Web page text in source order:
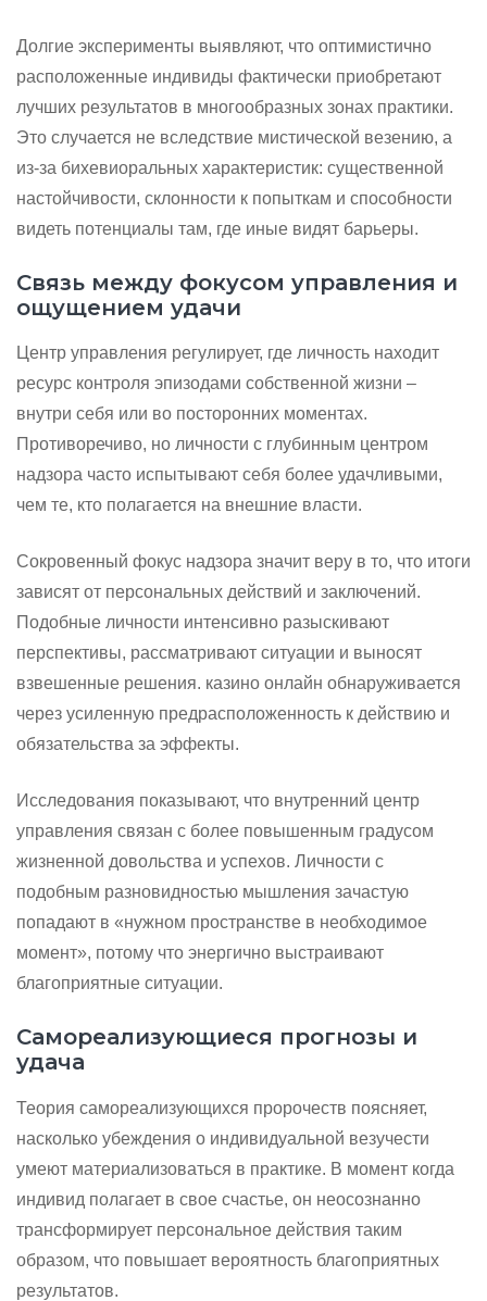
Долгие эксперименты выявляют, что оптимистично
расположенные индивиды фактически приобретают
лучших результатов в многообразных зонах практики.
Это случается не вследствие мистической везению, а
из-за бихевиоральных характеристик: существенной
настойчивости, склонности к попыткам и способности
видеть потенциалы там, где иные видят барьеры.
Связь между фокусом управления и
ощущением удачи
Центр управления регулирует, где личность находит
ресурс контроля эпизодами собственной жизни –
внутри себя или во посторонних моментах.
Противоречиво, но личности с глубинным центром
надзора часто испытывают себя более удачливыми,
чем те, кто полагается на внешние власти.
Сокровенный фокус надзора значит веру в то, что итоги
зависят от персональных действий и заключений.
Подобные личности интенсивно разыскивают
перспективы, рассматривают ситуации и выносят
взвешенные решения. казино онлайн обнаруживается
через усиленную предрасположенность к действию и
обязательства за эффекты.
Исследования показывают, что внутренний центр
управления связан с более повышенным градусом
жизненной довольства и успехов. Личности с
подобным разновидностью мышления зачастую
попадают в «нужном пространстве в необходимое
момент», потому что энергично выстраивают
благоприятные ситуации.
Самореализующиеся прогнозы и
удача
Теория самореализующихся пророчеств поясняет,
насколько убеждения о индивидуальной везучести
умеют материализоваться в практике. В момент когда
индивид полагает в свое счастье, он неосознанно
трансформирует персональное действия таким
образом, что повышает вероятность благоприятных
результатов.